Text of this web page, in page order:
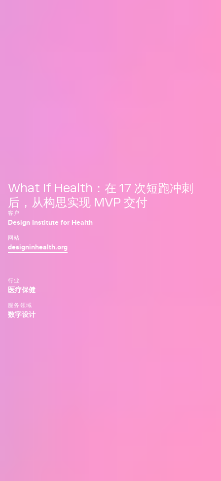
What If Health：在 17 次短跑冲刺
后，从构思实现 MVP 交付
客户
Design Institute for Health
网站
designinhealth.org
行业
医疗保健
服务领域
数字设计